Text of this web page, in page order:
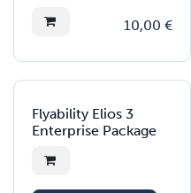
10,00 €
Flyability Elios 3
Enterprise Package